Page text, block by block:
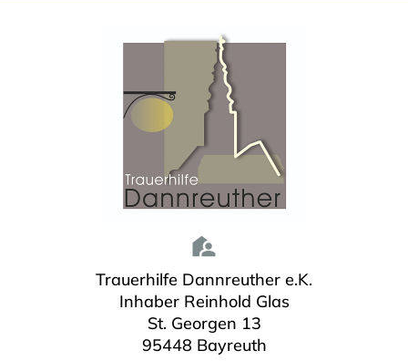
Trauerhilfe Dannreuther e.K.
Inhaber Reinhold Glas
St. Georgen 13
95448 Bayreuth